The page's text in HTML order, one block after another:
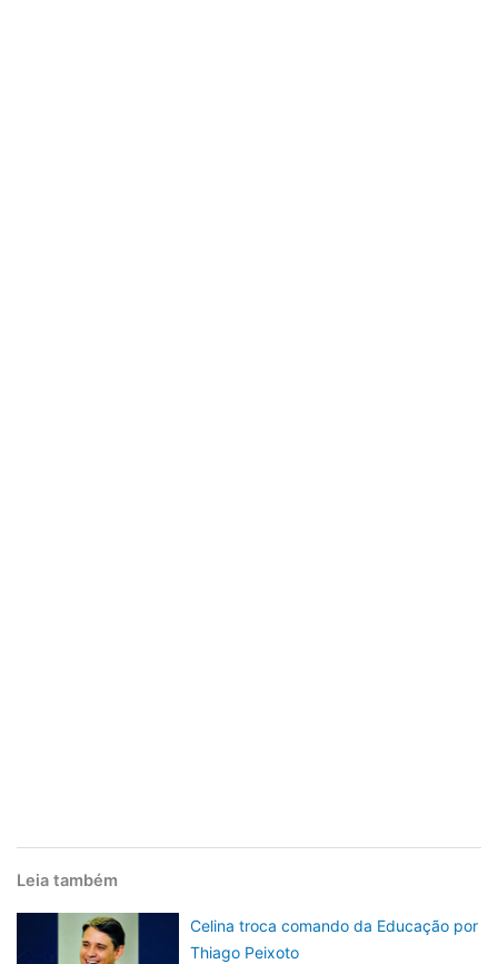
Leia também
Celina troca comando da Educação por
Thiago Peixoto